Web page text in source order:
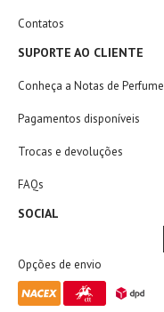
Contatos
SUPORTE AO CLIENTE
Conheça a Notas de Perfume
Pagamentos disponíveis
Trocas e devoluções
FAQs
SOCIAL
Opções de envio